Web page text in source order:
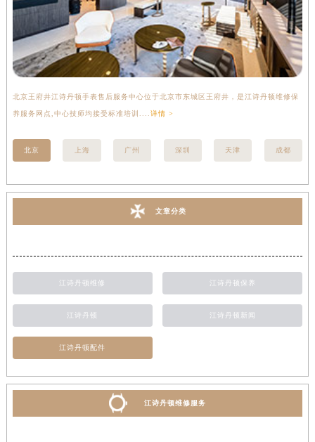
北京王府井江诗丹顿手表售后服务中心位于北京市东城区王府井，是江诗丹顿维修保
养服务网点,中心技师均接受标准培训.... 详情 >
北京 上海 广州 深圳 天津 成都
文章分类
江诗丹顿维修 江诗丹顿保养
江诗丹顿 江诗丹顿新闻
江诗丹顿配件
江诗丹顿维修服务